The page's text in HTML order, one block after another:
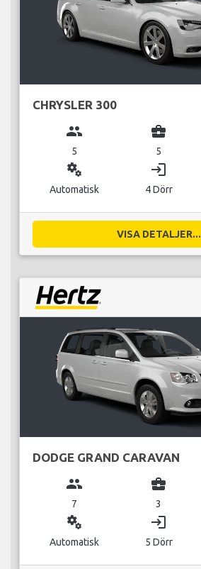
CHRYSLER 300
group
5
business_center
5
miscellaneous_services
Automatisk
login
4 Dörr
VISA DETALJER...
DODGE GRAND CARAVAN
group
7
business_center
3
miscellaneous_services
Automatisk
login
5 Dörr